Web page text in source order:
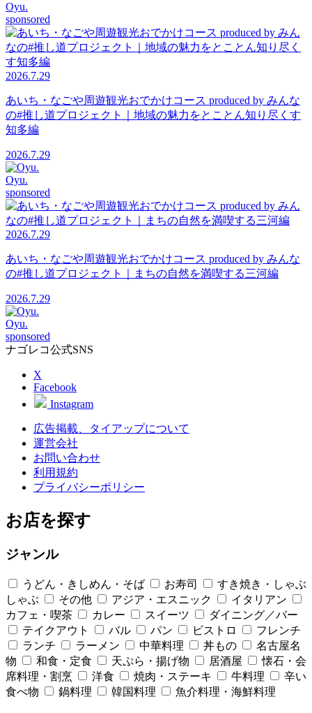
Oyu.
sponsored
2026.7.29
あいち・なごや周遊観光おでかけコース produced by みんな
の#推し道プロジェクト｜地域の魅力をとことん知り尽くす
知多編
2026.7.29
Oyu.
sponsored
2026.7.29
あいち・なごや周遊観光おでかけコース produced by みんな
の#推し道プロジェクト｜まちの自然を満喫する三河編
2026.7.29
Oyu.
sponsored
ナゴレコ公式SNS
X
Facebook
Instagram
広告掲載、タイアップについて
運営会社
お問い合わせ
利用規約
プライバシーポリシー
お店を探す
ジャンル
うどん・きしめん・そば お寿司
すき焼き・しゃぶ
しゃぶ
その他 アジア・エスニック
イタリアン
カフェ・喫茶
カレー スイーツ
ダイニング／バー
テイクアウト
バル パン ビストロ
フレンチ
ランチ
ラーメン 中華料理 丼もの
名古屋名
物
和食・定食 天ぷら・揚げ物 居酒屋
懐石・会
席料理・割烹
洋食 焼肉・ステーキ 牛料理
辛い
食べ物
鍋料理 韓国料理 魚介料理・海鮮料理